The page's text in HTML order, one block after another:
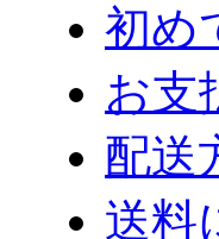
初め
お支
配送
送料